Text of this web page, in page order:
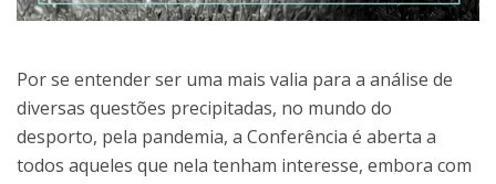
Por se entender ser uma mais valia para a análise de
diversas questões precipitadas, no mundo do
desporto, pela pandemia, a Conferência é aberta a
todos aqueles que nela tenham interesse, embora com